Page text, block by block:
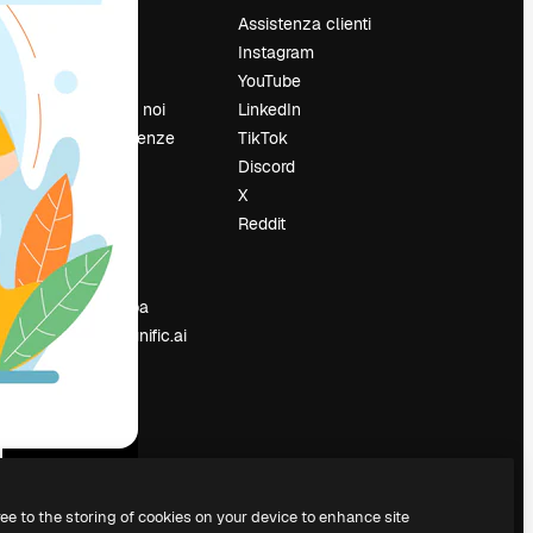
Recensioni
Lavora con noi
Cerca tendenze
Blog
Eventi
Slidesgo
Vendi i tuoi
contenuti
Sala stampa
Cerchi magnific.ai
Assistenza clienti
Instagram
YouTube
LinkedIn
TikTok
Discord
X
Reddit
to the storing of cookies on your device to enhance site